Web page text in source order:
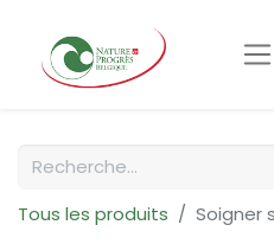
Tous les produits Soigner